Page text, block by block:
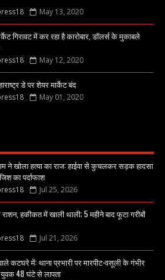
May 13, 2020
गिरावट में कर रहा है कारोबार, डॉलर्स के मुकाबले
May 12, 2020
डे पर शेयर मार्केट बंद
May 01, 2020
ने खोला हत्या का राज: हाईवा से कुचलकर सड़क हादसा
का पर्दाफाश
Jul 25, 2026
राशन, हकीकत में खाली थाली; 5 महीने बाद फूटा गरीबों
Jul 21, 2026
कटघरे में: थाना प्रभारी पर मारपीट-वसूली के गंभीर
युवक 48 घंटे से लापता